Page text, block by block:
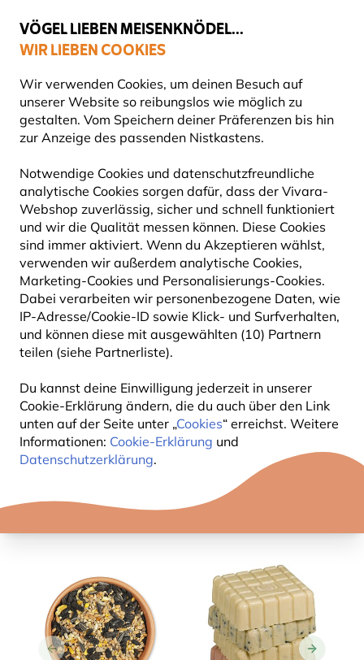
VÖGEL LIEBEN MEISENKNÖDEL...
WIR LIEBEN COOKIES
Wir verwenden Cookies, um deinen Besuch auf
unserer Website so reibungslos wie möglich zu
gestalten. Vom Speichern deiner Präferenzen bis hin
zur Anzeige des passenden Nistkastens.
Notwendige Cookies und datenschutzfreundliche
analytische Cookies sorgen dafür, dass der Vivara-
Webshop zuverlässig, sicher und schnell funktioniert
und wir die Qualität messen können. Diese Cookies
sind immer aktiviert. Wenn du Akzeptieren wählst,
verwenden wir außerdem analytische Cookies,
Marketing-Cookies und Personalisierungs-Cookies.
Dabei verarbeiten wir personenbezogene Daten, wie
IP-Adresse/Cookie-ID sowie Klick- und Surfverhalten,
und können diese mit ausgewählten (10) Partnern
teilen (siehe Partnerliste).
Du kannst deine Einwilligung jederzeit in unserer
Cookie-Erklärung ändern, die du auch über den Link
unten auf der Seite unter „Cookies“ erreichst. Weitere
Informationen: Cookie-Erklärung und
Datenschutzerklärung.
Gratis Versand ab 49 €